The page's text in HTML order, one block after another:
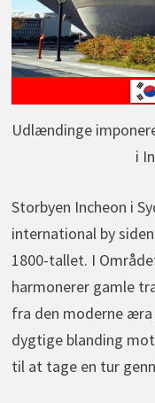
Udlændinge
i
Storbyen Incheon i
international by
1800-tallet. I
harmonerer gamle
fra den moderne
dygtige blanding
til at tage en tur